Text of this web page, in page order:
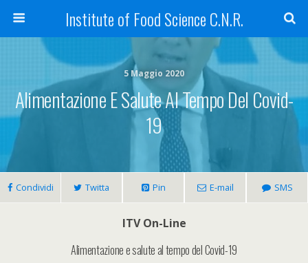
Institute of Food Science C.N.R.
5 Maggio 2020
Alimentazione E Salute Al Tempo Del Covid-
19
Condividi Twitta Pin E-mail SMS
ITV On-Line
Alimentazione e salute al tempo del Covid-19